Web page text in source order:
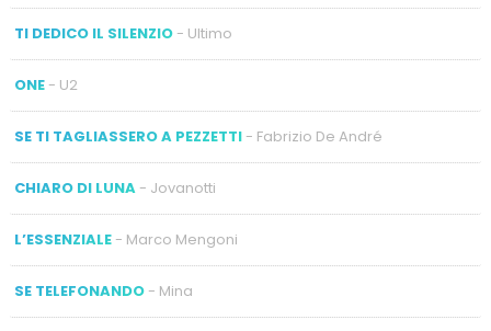
TI DEDICO IL SILENZIO- Ultimo
ONE- U2
SE TI TAGLIASSERO A PEZZETTI- Fabrizio De André
CHIARO DI LUNA- Jovanotti
L’ESSENZIALE- Marco Mengoni
SE TELEFONANDO- Mina